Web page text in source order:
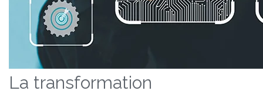
La transformation